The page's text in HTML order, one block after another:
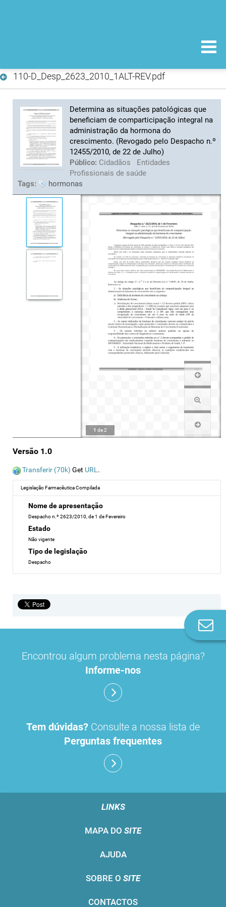
110-D_Desp_2623_2010_1ALT-REV.pdf
Determina as situações patológicas que
beneficiam de comparticipação integral na
administração da hormona do
crescimento. (Revogado pelo Despacho n.º
12455/2010, de 22 de Julho)
Público: Cidadãos
Entidades
Profissionais de saúde
Tags:
hormonas
1 de2
Versão 1.0
Transferir (70k) Get URL.
Legislação Farmacêutica Compilada
Nome de apresentação
Despacho n.º 2623/2010, de 1 de Fevereiro
Estado
Não vigente
Tipo de legislação
Despacho
Encontrou algum problema nesta página?
Informe-nos
Tem dúvidas? Consulte a nossa lista de
Perguntas frequentes
LINKS
MAPA DO SITE
AJUDA
SOBRE O SITE
CONTACTOS